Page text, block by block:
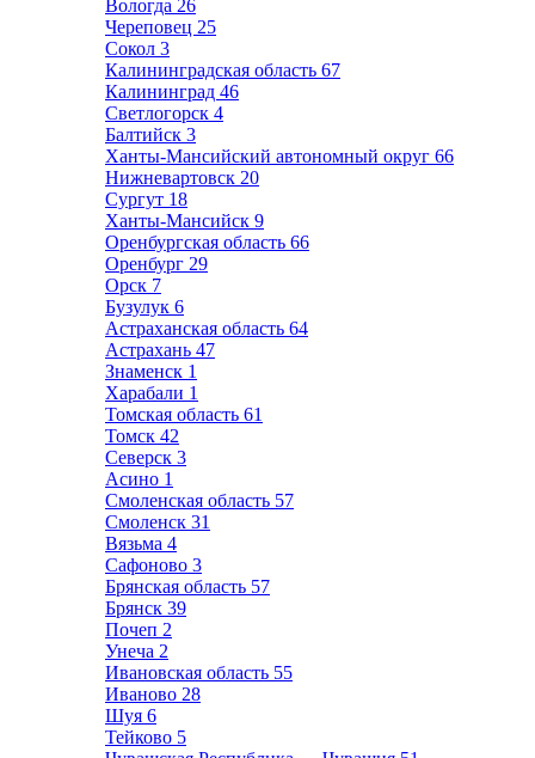
Вологда 26
Череповец 25
Сокол 3
Калининградская область 67
Калининград 46
Светлогорск 4
Балтийск 3
Ханты-Мансийский автономный округ 66
Нижневартовск 20
Сургут 18
Ханты-Мансийск 9
Оренбургская область 66
Оренбург 29
Орск 7
Бузулук 6
Астраханская область 64
Астрахань 47
Знаменск 1
Харабали 1
Томская область 61
Томск 42
Северск 3
Асино 1
Смоленская область 57
Смоленск 31
Вязьма 4
Сафоново 3
Брянская область 57
Брянск 39
Почеп 2
Унеча 2
Ивановская область 55
Иваново 28
Шуя 6
Тейково 5